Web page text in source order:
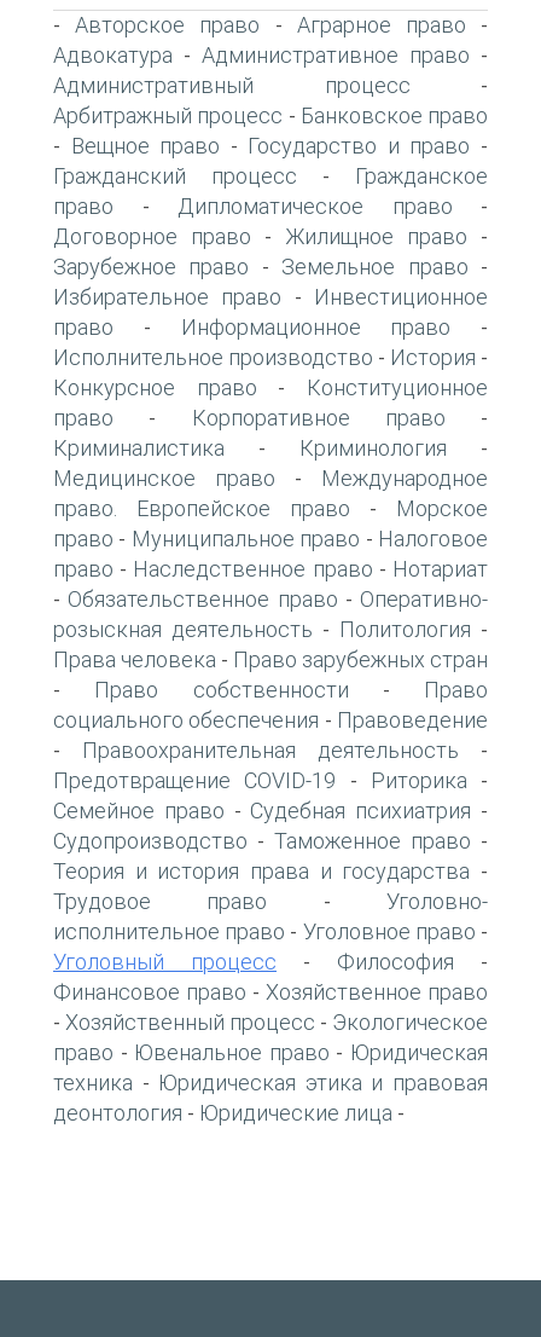
-Авторское право - Аграрное право -
Адвокатура - Административное право -
Административный процесс -
Арбитражный процесс - Банковское право
- Вещное право - Государство и право -
Гражданский процесс -
Гражданское
право - Дипломатическое право -
Договорное право - Жилищное право -
Зарубежное право - Земельное право -
Избирательное право -
Инвестиционное
право - Информационное право -
Исполнительное производство - История -
Конкурсное право -
Конституционное
право - Корпоративное право -
Криминалистика - Криминология -
Медицинское право -
Международное
право. Европейское право -
Морское
право - Муниципальное право - Налоговое
право - Наследственное право - Нотариат
- Обязательственное право - Оперативно-
розыскная деятельность - Политология -
Права человека - Право зарубежных стран
- Право собственности -
Право
социального обеспечения - Правоведение
- Правоохранительная деятельность -
Предотвращение COVID-19 - Риторика -
Семейное право - Судебная психиатрия -
Судопроизводство - Таможенное право -
Теория и история права и государства -
Трудовое право -Уголовно-
исполнительное право - Уголовное право -
Уголовный процесс - Философия -
Финансовое право - Хозяйственное право
- Хозяйственный процесс - Экологическое
право - Ювенальное право - Юридическая
техника - Юридическая этика и правовая
деонтология - Юридические лица -